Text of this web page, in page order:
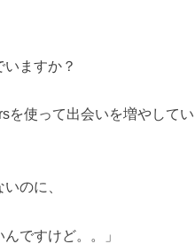
ますか？
を使って出会いを増やして
のに、
ですけど。。」